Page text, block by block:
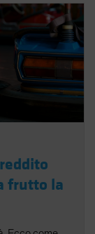
frutto la